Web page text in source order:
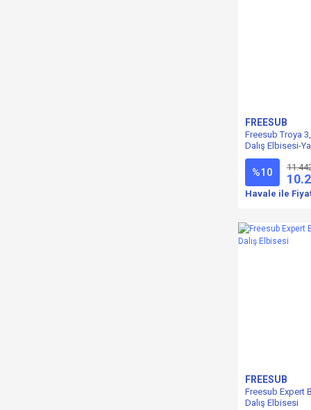
FREESUB
Freesub Troya
Dalış Elbisesi-
%10
Havale ile
FREESUB
Freesub Expert
Dalış Elbisesi